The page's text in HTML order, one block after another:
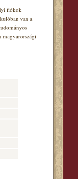
fiókok
van a
magyarországi